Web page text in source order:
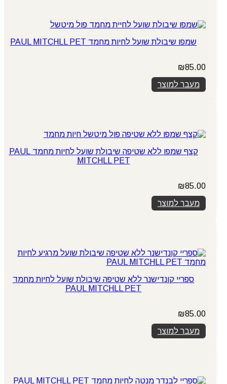
שמפו שיבולת שועל לחיות מחמד PAUL MITCHLL PET
₪85.00
מעבר למוצר
קצף שמפו ללא שטיפה שיבולת שועל לחיות מחמד PAUL
MITCHLL PET
₪85.00
מעבר למוצר
ספריי קונדישנר ללא שטיפה שיבולת שועל לחיות מחמד
PAUL MITCHLL PET
₪85.00
מעבר למוצר